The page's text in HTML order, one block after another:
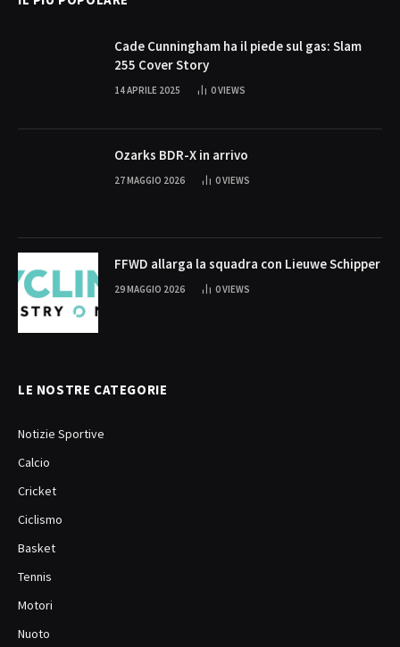
Cade Cunningham ha il piede sul gas: Slam
255 Cover Story
14 APRILE 2025 0VIEWS
Ozarks BDR-X in arrivo
27 MAGGIO 2026 0VIEWS
FFWD allarga la squadra con Lieuwe Schipper
29 MAGGIO 2026 0VIEWS
LE NOSTRE CATEGORIE
Notizie Sportive
Calcio
Cricket
Ciclismo
Basket
Tennis
Motori
Nuoto